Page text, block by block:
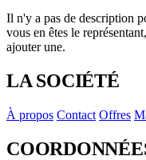
Il n'y a pas de description
vous en êtes le
ajouter une.
LA SOCIÉTÉ
À propos Contact Offres